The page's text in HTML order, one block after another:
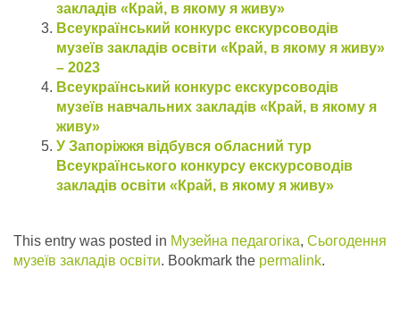
закладів «Край, в якому я живу»
Всеукраїнський конкурс екскурсоводів
музеїв закладів освіти «Край, в якому я живу»
– 2023
Всеукраїнський конкурс екскурсоводів
музеїв навчальних закладів «Край, в якому я
живу»
У Запоріжжя відбувся обласний тур
Всеукраїнського конкурсу екскурсоводів
закладів освіти «Край, в якому я живу»
This entry was posted in Музейна педагогіка, Сьогодення
музеїв закладів освіти. Bookmark the permalink.